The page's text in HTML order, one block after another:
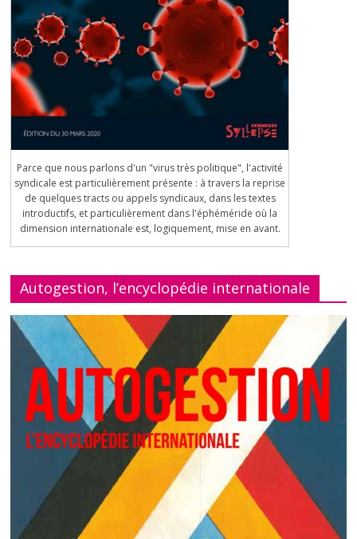
Parce que nous parlons d'un "virus très politique", l'activité
syndicale est particulièrement présente : à travers la reprise
de quelques tracts ou appels syndicaux, dans les textes
introductifs, et particulièrement dans l'éphéméride où la
dimension internationale est, logiquement, mise en avant.
Autogestion, l’encyclopédie internationale